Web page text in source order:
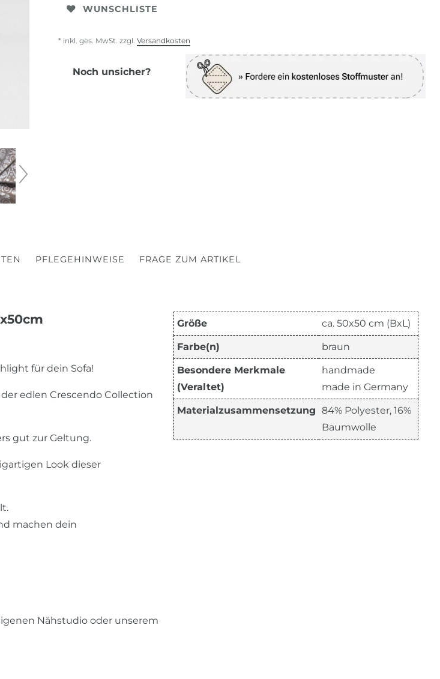
WUNSCHLISTE
* inkl. ges. MwSt. zzgl. Versandkosten
Noch unsicher?
PFLEGEHINWEISE FRAGE ZUM ARTIKEL
für dein Sofa!
edlen Crescendo Collection
gut zur Geltung.
Look dieser
machen dein
Nähstudio oder unserem
Größe ca. 50x50 cm (BxL)
Farbe(n) braun
Besondere Merkmale
(Veraltet)
handmade
made in Germany
Materialzusammensetzung 84% Polyester, 16%
Baumwolle